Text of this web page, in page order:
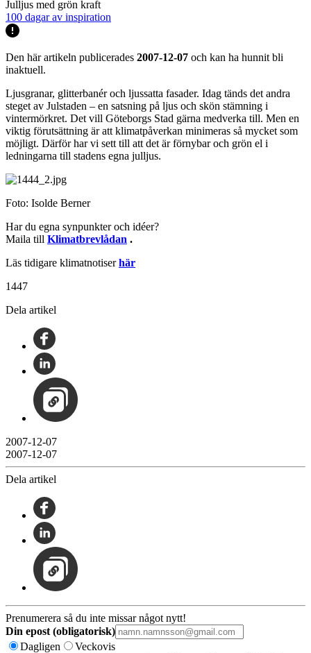
Julljus med grön kraft
100 dagar av inspiration
Den här artikeln publicerades 2007-12-07 och kan ha hunnit bli
inaktuell.
Ljusgranar, glitterbanér och ljussatta fasader. Idag tänds det andra
steget av Julstaden – en satsning på ljus och skön stämning i
vintermörkret. Det vill Göteborgs Stad gärna medverka till. Men en
viktig förutsättning är att klimatpåverkan minimeras så mycket som
möjligt. Därför har vi sett till att det är förnybar och grön el i
ledningarna till stadens egna julljus.
Foto: Isolde Berner
Har du egna synpunkter och idéer?
Maila till Klimatbrevlådan .
Läs tidigare klimatnotiserhär
1447
Dela artikel
2007-12-07
2007-12-07
Dela artikel
Prenumerera så du inte missar något nytt!
Din epost (obligatorisk)
Dagligen
Veckovis